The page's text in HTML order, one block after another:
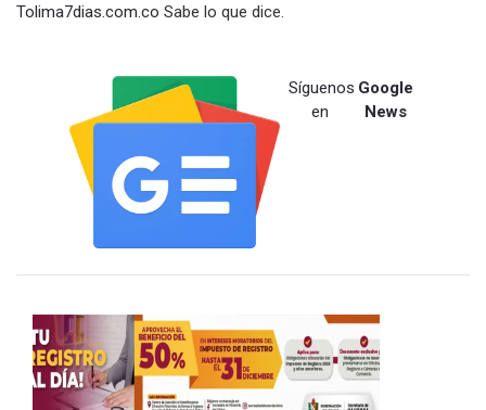
Tolima7dias.com.co Sabe lo que dice.
Síguenos
en
Google
News